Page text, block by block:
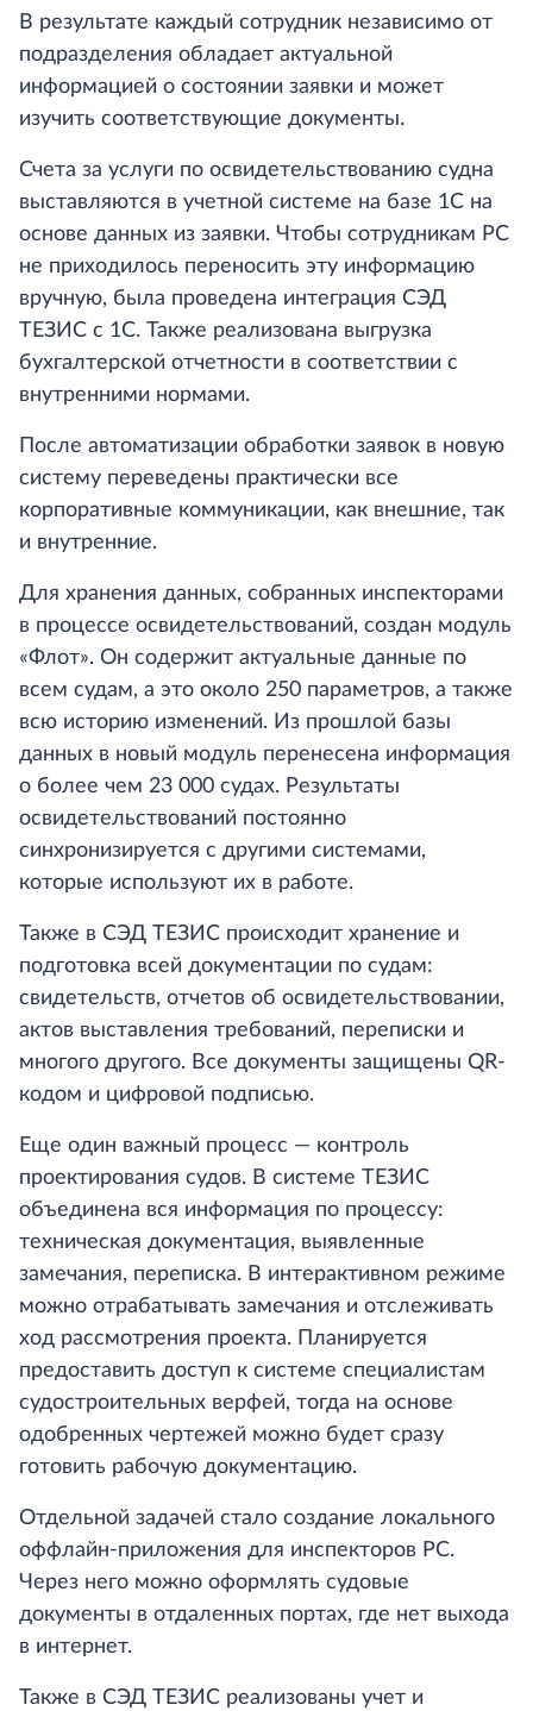
В результате каждый сотрудник независимо от
подразделения обладает актуальной
информацией о состоянии заявки и может
изучить соответствующие документы.
Счета за услуги по освидетельствованию судна
выставляются в учетной системе на базе 1С на
основе данных из заявки. Чтобы сотрудникам РС
не приходилось переносить эту информацию
вручную, была проведена интеграция СЭД
ТЕЗИС с 1С. Также реализована выгрузка
бухгалтерской отчетности в соответствии с
внутренними нормами.
После автоматизации обработки заявок в новую
систему переведены практически все
корпоративные коммуникации, как внешние, так
и внутренние.
Для хранения данных, собранных инспекторами
в процессе освидетельствований, создан модуль
«Флот». Он содержит актуальные данные по
всем судам, а это около 250 параметров, а также
всю историю изменений. Из прошлой базы
данных в новый модуль перенесена информация
о более чем 23 000 судах. Результаты
освидетельствований постоянно
синхронизируется с другими системами,
которые используют их в работе.
Также в СЭД ТЕЗИС происходит хранение и
подготовка всей документации по судам:
свидетельств, отчетов об освидетельствовании,
актов выставления требований, переписки и
многого другого. Все документы защищены QR-
кодом и цифровой подписью.
Еще один важный процесс — контроль
проектирования судов. В системе ТЕЗИС
объединена вся информация по процессу:
техническая документация, выявленные
замечания, переписка. В интерактивном режиме
можно отрабатывать замечания и отслеживать
ход рассмотрения проекта. Планируется
предоставить доступ к системе специалистам
судостроительных верфей, тогда на основе
одобренных чертежей можно будет сразу
готовить рабочую документацию.
Отдельной задачей стало создание локального
оффлайн-приложения для инспекторов РС.
Через него можно оформлять судовые
документы в отдаленных портах, где нет выхода
в интернет.
Также в СЭД ТЕЗИС реализованы учет и